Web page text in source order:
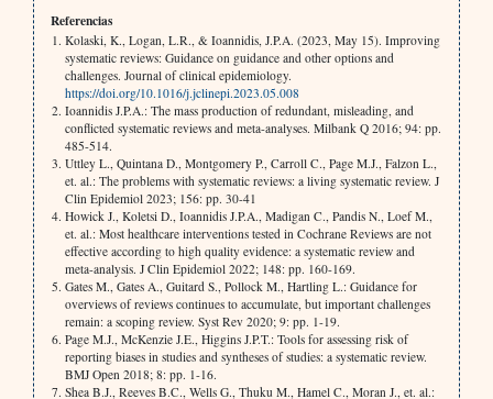
Referencias
Kolaski, K., Logan, L.R., & Ioannidis, J.P.A. (2023, May 15). Improving
systematic reviews: Guidance on guidance and other options and
challenges. Journal of clinical epidemiology.
https://doi.org/10.1016/j.jclinepi.2023.05.008
Ioannidis J.P.A.: The mass production of redundant, misleading, and
conflicted systematic reviews and meta-analyses. Milbank Q 2016; 94: pp.
485-514.
Uttley L., Quintana D., Montgomery P., Carroll C., Page M.J., Falzon L.,
et. al.: The problems with systematic reviews: a living systematic review. J
Clin Epidemiol 2023; 156: pp. 30-41
Howick J., Koletsi D., Ioannidis J.P.A., Madigan C., Pandis N., Loef M.,
et. al.: Most healthcare interventions tested in Cochrane Reviews are not
effective according to high quality evidence: a systematic review and
meta-analysis. J Clin Epidemiol 2022; 148: pp. 160-169.
Gates M., Gates A., Guitard S., Pollock M., Hartling L.: Guidance for
overviews of reviews continues to accumulate, but important challenges
remain: a scoping review. Syst Rev 2020; 9: pp. 1-19.
Page M.J., McKenzie J.E., Higgins J.P.T.: Tools for assessing risk of
reporting biases in studies and syntheses of studies: a systematic review.
BMJ Open 2018; 8: pp. 1-16.
Shea B.J., Reeves B.C., Wells G., Thuku M., Hamel C., Moran J., et. al.: